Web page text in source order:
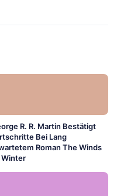
R. R. Martin Bestätigt
Bei Lang
Roman The Winds
Winter